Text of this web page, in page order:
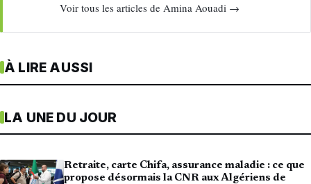
Voir tous les articles de Amina Aouadi →
À LIRE AUSSI
LA UNE DU JOUR
Retraite, carte Chifa, assurance maladie : ce que
propose désormais la CNR aux Algériens de